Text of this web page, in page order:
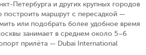
Петербурга и других крупных городов
построить маршрут с пересадкой —
или подобрать более удобное время
занимает в среднем около 5–6
прилёта — Dubai International